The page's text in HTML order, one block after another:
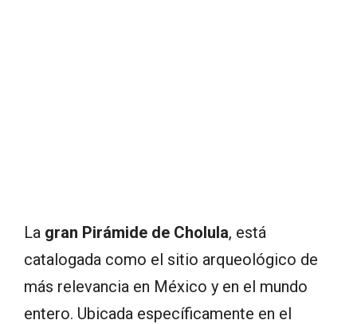
La gran Pirámide de Cholula, está
catalogada como el sitio arqueológico de
más relevancia en México y en el mundo
entero. Ubicada específicamente en el